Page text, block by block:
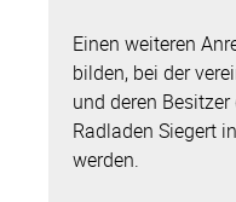
Einen weiteren
bilden, bei der
und deren
Radladen Siegert
werden.